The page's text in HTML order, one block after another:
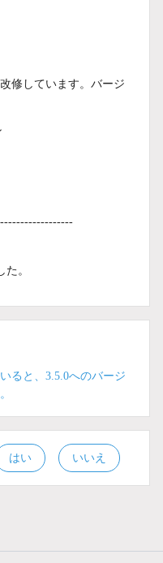
修しています。バージ
。
ると、3.5.0へのバージ
はい いいえ